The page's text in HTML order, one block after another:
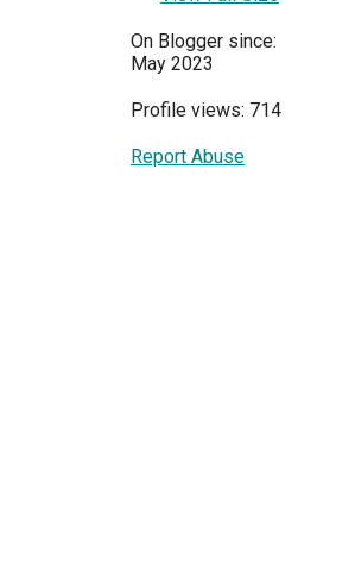
On Blogger since:
May 2023
Profile views: 714
Report Abuse